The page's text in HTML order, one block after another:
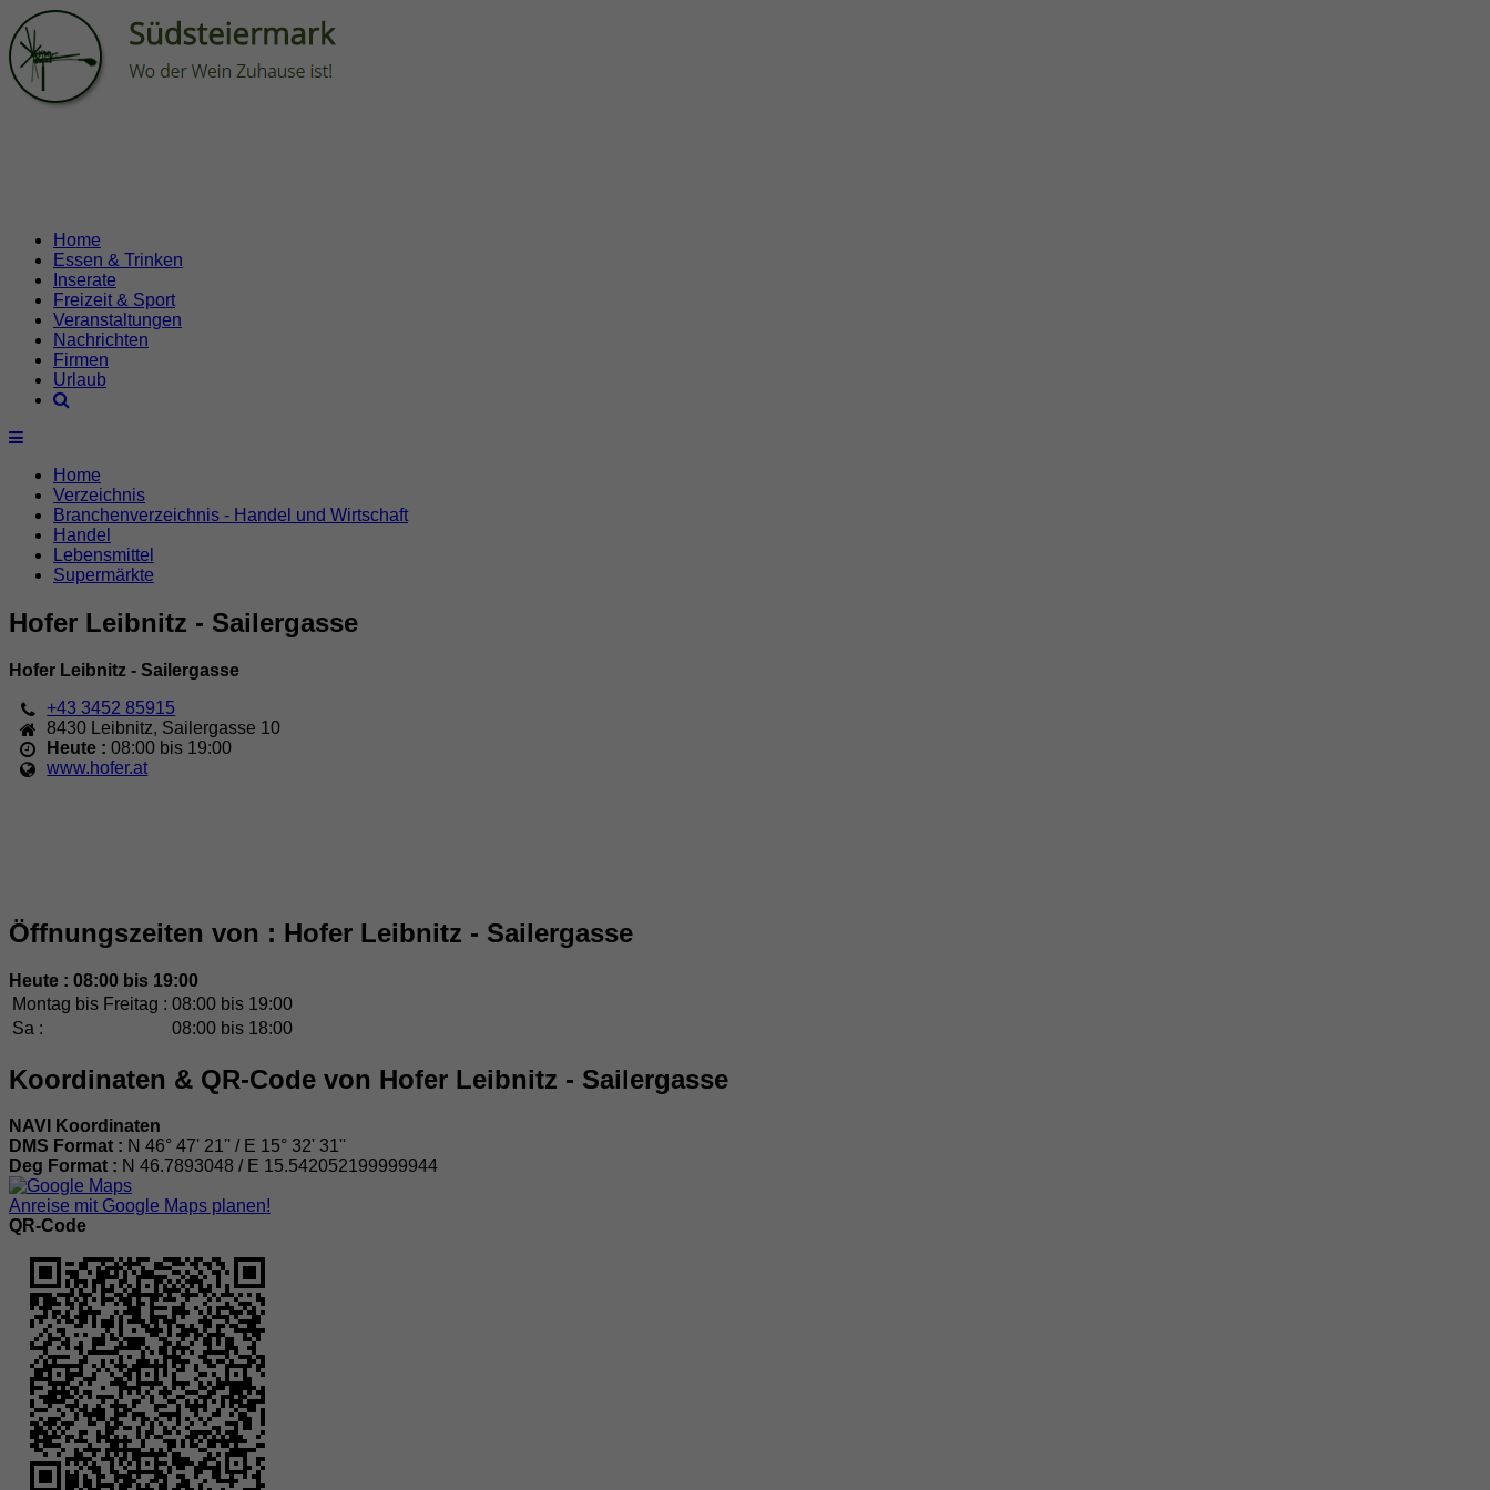
Home
Essen & Trinken
Inserate
Freizeit & Sport
Veranstaltungen
Nachrichten
Firmen
Urlaub
Home
Verzeichnis
Branchenverzeichnis - Handel und Wirtschaft
Handel
Lebensmittel
Supermärkte
Hofer Leibnitz - Sailergasse
Hofer Leibnitz - Sailergasse
+43 3452 85915
8430
Leibnitz, Sailergasse 10
Heute :08:00 bis 19:00
www.hofer.at
Öffnungszeiten von : Hofer Leibnitz - Sailergasse
Heute : 08:00 bis 19:00
Montag bis Freitag : 08:00 bis 19:00
Sa :
08:00 bis 18:00
Koordinaten & QR-Code von Hofer Leibnitz - Sailergasse
NAVI Koordinaten
DMS Format : N 46° 47' 21'' / E 15° 32' 31''
Deg Format : N 46.7893048 / E 15.542052199999944
Anreise mit Google Maps planen!
QR-Code